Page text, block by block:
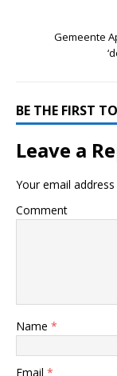
Gemeente
BE THE FIRST
Leave a
Your email
Comment
Name *
Email *